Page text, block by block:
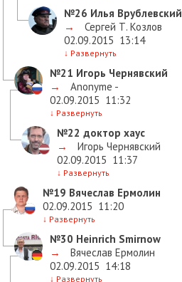
№26 Илья Врублевский
→
Сергей Т. Козлов
02.09.2015 13:14
↓ Развернуть
№21 Игорь Чернявский
→
Anonyme -
02.09.2015 11:32
↓ Развернуть
№22 доктор хаус
→
Игорь Чернявский
02.09.2015 11:37
↓ Развернуть
№19 Вячеслав Ермолин
02.09.2015 11:20
↓ Развернуть
№30 Heinrich Smirnow
→
Вячеслав Ермолин
02.09.2015 14:18
↓ Развернуть